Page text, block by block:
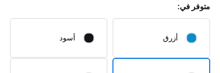
متوفر في:
أزرق أسود